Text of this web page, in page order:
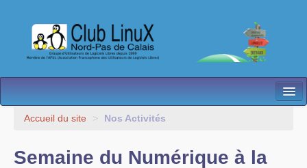
L’Association
Accueil du site > Nos Activités
Semaine du Numérique à la